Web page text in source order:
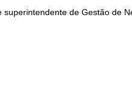
de Gestão de